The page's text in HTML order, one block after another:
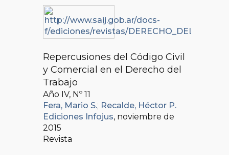
Repercusiones del Código Civil
y Comercial en el Derecho del
Trabajo
Año IV, Nº 11
Fera, Mario S.; Recalde, Héctor P.
Ediciones Infojus, noviembre de
2015
Revista